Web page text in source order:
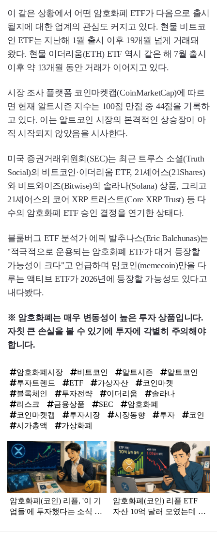
이 같은 상황에서 어떤 암호화폐 ETF가 다음으로 출시
될지에 대한 업계의 관심도 커지고 있다. 현물 비트코
인 ETF는 지난해 1월 출시 이후 19개월 넘게 거래돼
왔다. 현물 이더리움(ETH) ETF 역시 같은 해 7월 출시
이후 약 13개월 동안 거래가 이어지고 있다.
시장 조사 플랫폼 코인마켓캡(CoinMarketCap)에 따르
면 현재 알트시즌 지수는 100점 만점 중 44점을 기록하
고 있다. 이는 알트코인 시장의 본격적인 상승장이 아
직 시작되지 않았음을 시사한다.
미국 증권거래위원회(SEC)는 최근 트루스 소셜(Truth
Social)의 비트코인·이더리움 ETF, 21셰어스(21Shares)
와 비트와이즈(Bitwise)의 솔라나(Solana) 상품, 그리고
21셰어스의 코어 XRP 트러스트(Core XRP Trust) 등 다
수의 암호화폐 ETF 승인 결정을 연기한 상태다.
블룸버그 ETF 분석가 에릭 발추나스(Eric Balchunas)는
"적극적으로 운용되는 암호화폐 ETF가 대거 등장할
가능성이 크다"고 언급하며 밈코인(memecoin)만을 다
루는 액티브 ETF가 2026년에 등장할 가능성도 있다고
내다봤다.
※ 암호화폐는 매우 변동성이 높은 투자 상품입니다.
자칫 큰 손실을 볼 수 있기에 투자에 각별히 주의해야
합니다.
암호화폐시장 비트코인 알트시즌
알트코인
투자트렌드
ETF 가상자산
코인마켓
블록체인
투자전략 이더리움
솔라나
리스크
금융상품 SEC
암호화폐
코인마켓캡
투자시장 시장동향 투자
코인
시가총액
가상화폐
탑
라
인
암호화폐(코인) 리플, '이 기
업들'에 투자했다는 소식 알
암호화폐(코인) 리플 ETF
자산 10억 달러 모였는데 왜